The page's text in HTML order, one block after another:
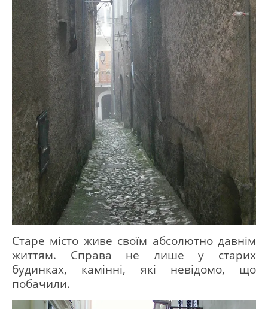
Старе місто живе своїм абсолютно давнім
життям.
Справа не лише у старих
будинках, камінні, які невідомо, що
побачили.